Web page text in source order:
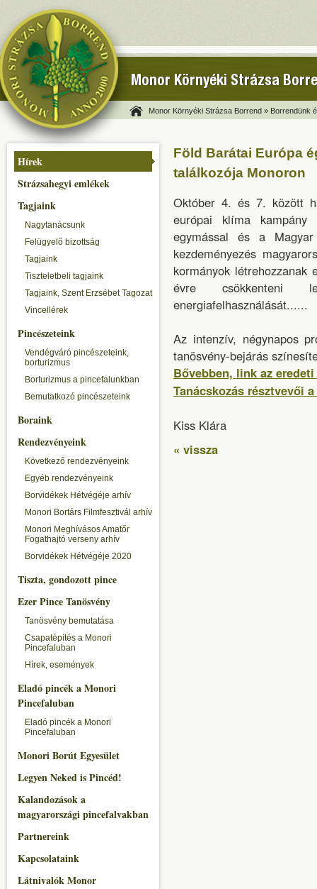
Monor Környéki Strázsa
Monor Környéki Strázsa Borrend » Borrendünk
Hírek
Strázsahegyi emlékek
Tagjaink
Nagytanácsunk
Felügyelő bizottság
Tagjaink
Tiszteletbeli tagjaink
Tagjaink, Szent Erzsébet Tagozat
Vincellérek
Pincészeteink
Vendégváró pincészeteink,
borturizmus
Borturizmus a pincefalunkban
Bemutatkozó pincészeteink
Boraink
Rendezvényeink
Következő rendezvényeink
Egyéb rendezvényeink
Borvidékek Hétvégéje arhív
Monori Bortárs Filmfesztivál arhív
Monori Meghívásos Amatőr
Fogathajtó verseny arhív
Borvidékek Hétvégéje 2020
Tiszta, gondozott pince
Ezer Pince Tanösvény
Tanösvény bemutatása
Csapatépítés a Monori
Pincefaluban
Hírek, események
Eladó pincék a Monori
Pincefaluban
Eladó pincék a Monori
Pincefaluban
Monori Borút Egyesület
Legyen Neked is Pincéd!
Kalandozások a
magyarországi pincefalvakban
Partnereink
Kapcsolataink
Látnivalók Monor
Föld Barátai Európa
találkozója Monoron
Október 4. és 7. között
európai klíma kampány
egymással és a Magyar
kezdeményezés
kormányok létrehozzanak
évre csökkenteni
energiafelhasználását......
Az intenzív, négynapos
tanösvény-bejárás
Bővebben, link az
Tanácskozás résztvevői
Kiss Klára
« vissza